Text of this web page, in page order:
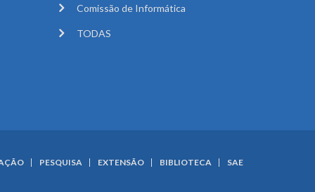
Comissão de Informática
TODAS
PESQUISA EXTENSÃO BIBLIOTECA SAE